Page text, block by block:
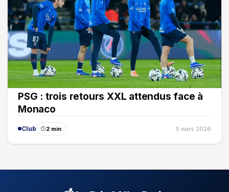
PSG : trois retours XXL attendus face à
Monaco
Club 2 min 5 mars 2026